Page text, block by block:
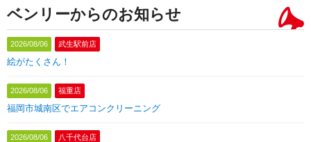
ベンリーからのお知らせ
2026/08/06 武生駅前店
絵がたくさん！
2026/08/06 福重店
福岡市城南区でエアコンクリーニング
2026/08/06 八千代台店